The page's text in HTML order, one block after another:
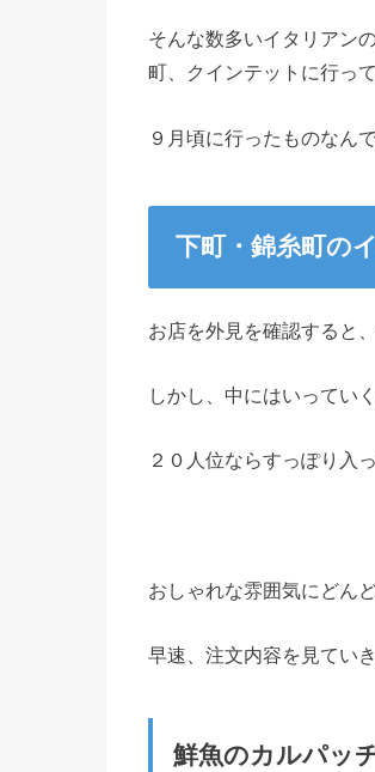
そんな数多いイタリアン
町、クインテットに行っ
９月頃に行ったものなん
下町・錦糸町の
お店を外見を確認すると
しかし、中にはいってい
２０人位ならすっぽり入
おしゃれな雰囲気にどん
早速、注文内容を見てい
鮮魚のカルパッ